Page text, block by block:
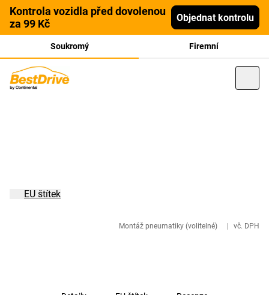
Kontrola vozidla před dovolenou
za 99 Kč
Objednat kontrolu
Soukromý Firemní
Montáž pneumatiky (volitelné) vč. DPH
EU štítek